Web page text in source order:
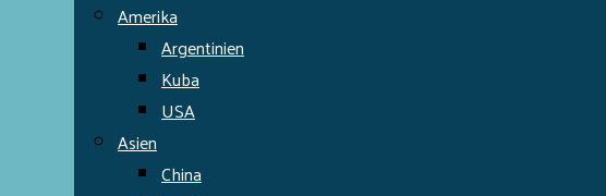
Amerika
Argentinien
Kuba
USA
Asien
China